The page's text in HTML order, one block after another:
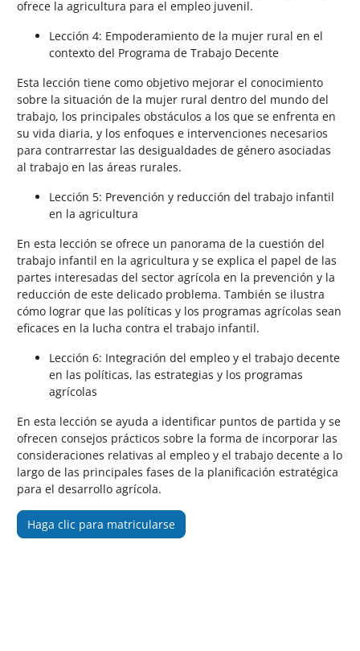
ofrece la agricultura para el empleo juvenil.
Lección 4: Empoderamiento de la mujer rural en el
contexto del Programa de Trabajo Decente
Esta lección tiene como objetivo mejorar el conocimiento
sobre la situación de la mujer rural dentro del mundo del
trabajo, los principales obstáculos a los que se enfrenta en
su vida diaria, y los enfoques e intervenciones necesarios
para contrarrestar las desigualdades de género asociadas
al trabajo en las áreas rurales.
Lección 5: Prevención y reducción del trabajo infantil
en la agricultura
En esta lección se ofrece un panorama de la cuestión del
trabajo infantil en la agricultura y se explica el papel de las
partes interesadas del sector agrícola en la prevención y la
reducción de este delicado problema. También se ilustra
cómo lograr que las políticas y los programas agrícolas sean
eficaces en la lucha contra el trabajo infantil.
Lección 6: Integración del empleo y el trabajo decente
en las políticas, las estrategias y los programas
agrícolas
En esta lección se ayuda a identificar puntos de partida y se
ofrecen consejos prácticos sobre la forma de incorporar las
consideraciones relativas al empleo y el trabajo decente a lo
largo de las principales fases de la planificación estratégica
para el desarrollo agrícola.
Haga clic para matricularse